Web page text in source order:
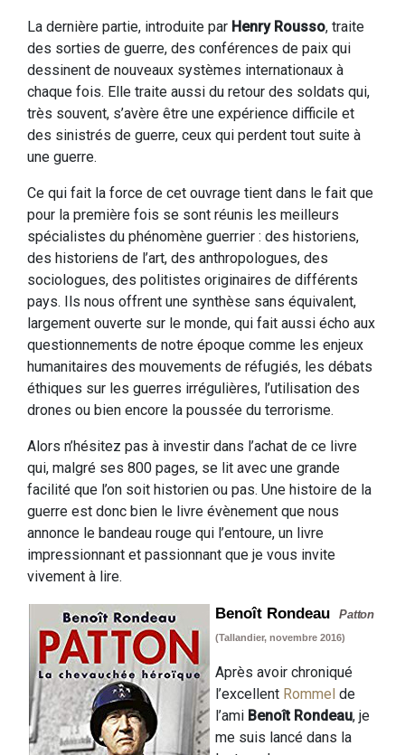
La dernière partie, introduite par Henry Rousso, traite
des sorties de guerre, des conférences de paix qui
dessinent de nouveaux systèmes internationaux à
chaque fois. Elle traite aussi du retour des soldats qui,
très souvent, s’avère être une expérience difficile et
des sinistrés de guerre, ceux qui perdent tout suite à
une guerre.
Ce qui fait la force de cet ouvrage tient dans le fait que
pour la première fois se sont réunis les meilleurs
spécialistes du phénomène guerrier : des historiens,
des historiens de l’art, des anthropologues, des
sociologues, des politistes originaires de différents
pays. Ils nous offrent une synthèse sans équivalent,
largement ouverte sur le monde, qui fait aussi écho aux
questionnements de notre époque comme les enjeux
humanitaires des mouvements de réfugiés, les débats
éthiques sur les guerres irrégulières, l’utilisation des
drones ou bien encore la poussée du terrorisme.
Alors n’hésitez pas à investir dans l’achat de ce livre
qui, malgré ses 800 pages, se lit avec une grande
facilité que l’on soit historien ou pas. Une histoire de la
guerre est donc bien le livre évènement que nous
annonce le bandeau rouge qui l’entoure, un livre
impressionnant et passionnant que je vous invite
vivement à lire.
Benoît Rondeau Patton
(Tallandier, novembre 2016)
Après avoir chroniqué
l’excellent Rommel de
l’ami Benoît Rondeau, je
me suis lancé dans la